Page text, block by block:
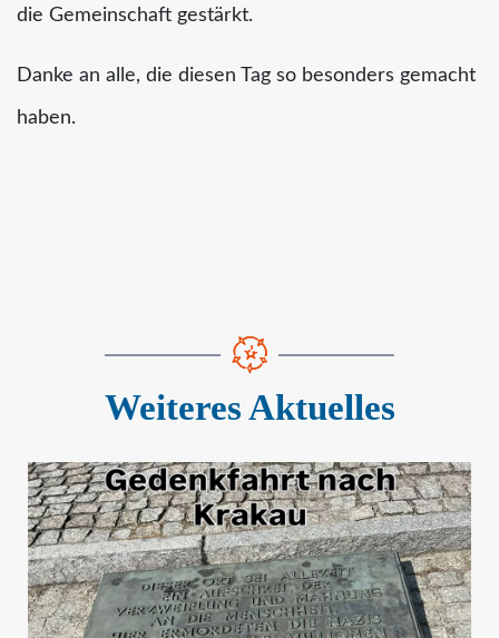
die Gemeinschaft gestärkt.
Danke an alle, die diesen Tag so besonders gemacht
haben.
Weiteres Aktuelles